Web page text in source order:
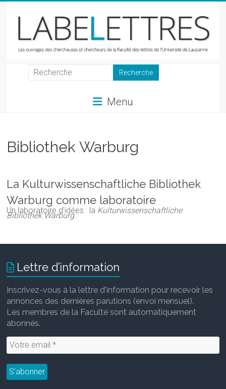
LabeLettres
et
chercheurs
Faculté
des
lettres
Menu
Bibliothek Warburg
La Kulturwissenschaftliche Bibliothek
Warburg comme laboratoire
Un laboratoire d'idées : la Kulturwissenschaftliche
Bibliothek Warburg.
Lettre d’information
Inscrivez-vous à la lettre d'information pour recevoir les
annonces des dernières parutions (envoi mensuel).
Les membres de la Faculté sont automatiquement
abonnés.